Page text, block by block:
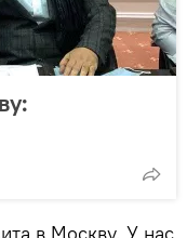
в Москву. У нас